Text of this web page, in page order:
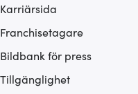
Karriärsida
Franchisetagare
Bildbank för press
Tillgänglighet